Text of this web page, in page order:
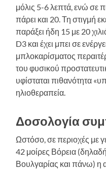
μόλις 5-6 λεπτά, ενώ σε
πάρει και 20. Τη στιγμή
παράξει ήδη 15 με 20
D3 και έχει μπει σε
μπλοκαρίσματος
του φυσικού
υφίσταται πιθανότητα
ηλιοθεραπεία.
Δοσολογία
Ωστόσο, σε περιοχές με
42 μοίρες Βόρεια
Βουλγαρίας και πάνω) η